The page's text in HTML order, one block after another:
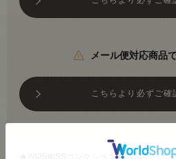
メール便対応商品
こちらより必ずご確
★2025年SSコレクション★